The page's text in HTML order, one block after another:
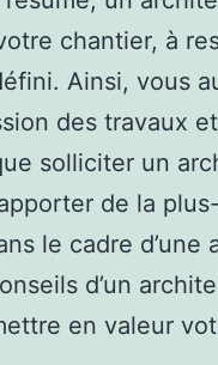
chantier, à
Ainsi, vous
des travaux
solliciter un
de la
le cadre d’une
d’un
en valeur